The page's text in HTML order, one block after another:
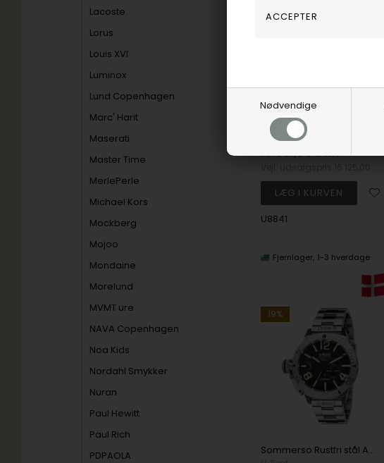
Nødvendige
Lacoste
Lorus
Louis XVI
Luminox
Lund Copenhagen
Marc' Harit
Maserati
Master Time
MerlePerle
Michael Kors
Mockberg
Mojoo
Mondaine
Morelund
MVMT ure
NAVA Copenhagen
Noa Kids
Nordahl Smykker
Nuran
Paul Hewitt
Paul Rich
PDPAOLA
U-Boat
13.061,00 DKK
U8841
Fjernlager 1-3 hverdage
19%
Sommerso Rustfri stål Automatic, U-28 Herre ur fra U-Boat, U9007A_MT